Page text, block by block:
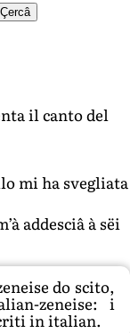
Çercâ
il canto del
mi ha svegliata
addesciâ à sëi
do scito,
zeneise: i
in italian.